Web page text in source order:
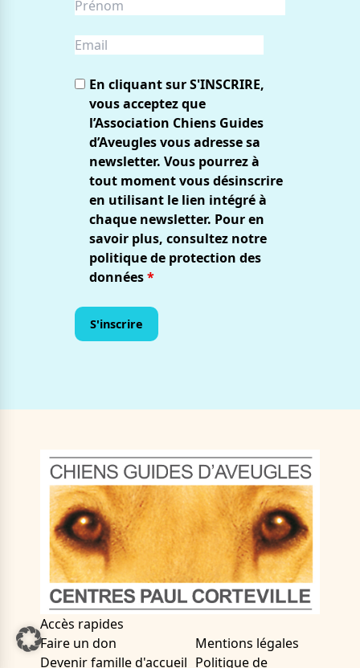
En cliquant sur S'INSCRIRE,
vous acceptez que
l’Association Chiens Guides
d’Aveugles vous adresse sa
newsletter. Vous pourrez à
tout moment vous désinscrire
en utilisant le lien intégré à
chaque newsletter. Pour en
savoir plus, consultez notre
politique de protection des
données*
Accès rapides
Faire un don
Devenir famille d'accueil
Mentions légales
Politique de